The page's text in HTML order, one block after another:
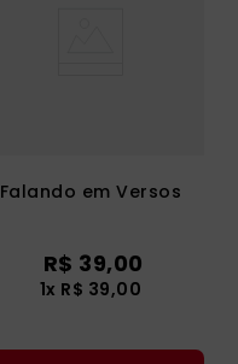
Falando em Versos
R$ 39,00
1x R$ 39,00